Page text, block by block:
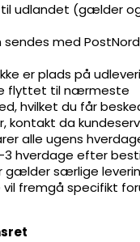
til udlandet (gælder
sendes med
er plads på
flyttet til nærmeste
hvilket du får
kontakt da
alle ugens
3 hverdage efter
gælder særlige
vil fremgå specifikt